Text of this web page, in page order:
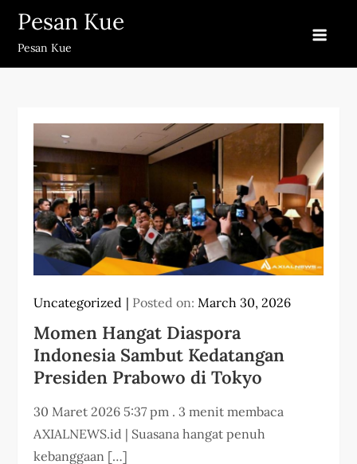
Skip
content
Pesan Kue
Pesan Kue
Uncategorized Posted on: March 30, 2026
Momen Hangat Diaspora
Indonesia Sambut Kedatangan
Presiden Prabowo di Tokyo
30 Maret 2026 5:37 pm . 3 menit membaca
AXIALNEWS.id | Suasana hangat penuh
kebanggaan […]